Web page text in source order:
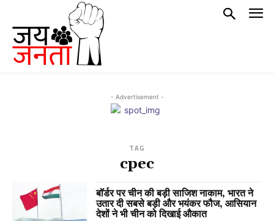
- Advertisement -
TAG
cpec
बॉर्डर पर चीन की बड़ी साजिश नाकाम, भारत ने
उतार दी सबसे बड़ी और भयंकर फौज, आसियान
देशों ने भी चीन को दिखाई औकात